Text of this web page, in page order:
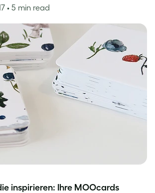
• 5 min read
inspirieren: Ihre MOOcards